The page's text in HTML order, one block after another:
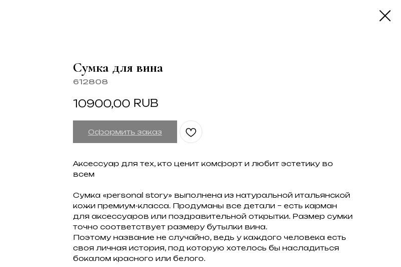
Сумка для вина
612808
10900,00 RUB
Оформить заказ
Аксессуар для тех, кто ценит комфорт и любит эстетику во
всем
Сумка «personal story» выполнена из натуральной итальянской
кожи премиум-класса. Продуманы все детали – есть карман
для аксессуаров или поздравительной открытки. Размер сумки
точно соответствует размеру бутылки вина.
Поэтому название не случайно, ведь у каждого человека есть
своя личная история, под которую хотелось бы насладиться
бокалом красного или белого.